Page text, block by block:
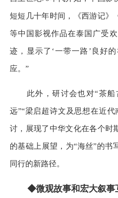
短短几十年时间，《西游记》
等中国影视作品在泰国广受
迹，显示了‘一带一路’良好
应。”
此外，研讨会也对“茶船
远”“梁启超诗文及思想在近
讨，展现了中华文化在各个时
的基础上展望，为“海丝”的书
同行的新路径。
◆微观故事和宏大叙事